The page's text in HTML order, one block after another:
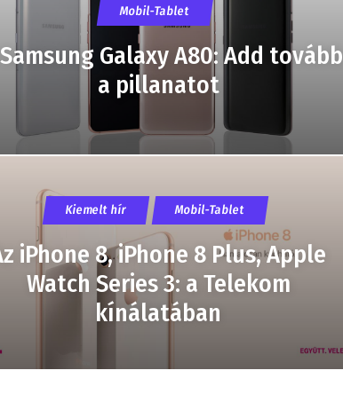
Mobil-Tablet
Galaxy A80: Add tovább
a pillanatot
Kiemelt hír Mobil-Tablet
iPhone 8, iPhone 8 Plus, Apple
Watch Series 3: a Telekom
kínálatában